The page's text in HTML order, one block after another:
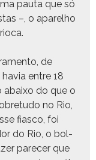
pau­ta que só
–, o apar­el­ho
de
entre 18
abaixo do que o
no Rio,
fias­co, foi
do Rio, o bol­
pare­cer que